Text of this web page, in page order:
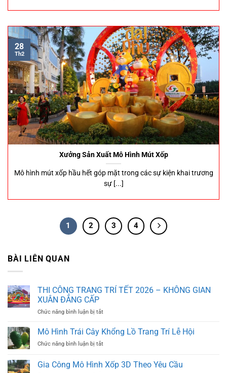
Xưởng Sản Xuất Mô Hình Mút Xốp
Mô hình mút xốp hầu hết góp mặt trong các sự kiện khai trương
sự [...]
28
Th2
1 2 3 4
BÀI LIÊN QUAN
THI CÔNG TRANG TRÍ TẾT 2026 – KHÔNG GIAN
XUÂN ĐẲNG CẤP
Chức năng bình luận bị tắtở
CÔNG
TRANG
TRÍ
2026
Mô Hình Trái Cây Khổng Lồ Trang Trí Lễ Hội
Chức năng bình luận bị tắtở
Hình
Trái
Gia Công Mô Hình Xốp 3D Theo Yêu Cầu